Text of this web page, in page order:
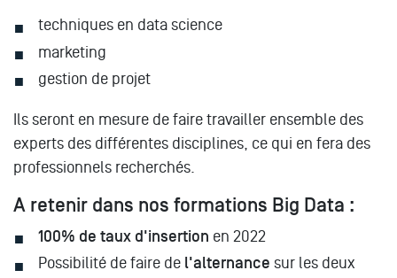
techniques en data science
marketing
gestion de projet
Ils seront en mesure de faire travailler ensemble des
experts des différentes disciplines, ce qui en fera des
professionnels recherchés.
A retenir dans nos formations Big Data :
100% de taux d'insertion en 2022
Possibilité de faire de l'alternance sur les deux